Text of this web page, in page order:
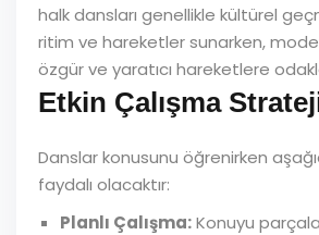
halk dansları genellikle kültürel
ritim ve hareketler sunarken,
özgür ve yaratıcı hareketlere
Etkin Çalışma
Danslar konusunu öğrenirken
faydalı olacaktır:
Planlı Çalışma:Konuyu